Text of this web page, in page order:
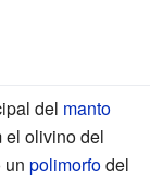
del manto
el olivino del
un polimorfodel